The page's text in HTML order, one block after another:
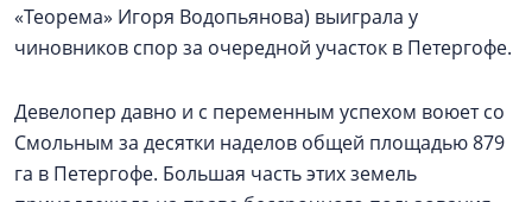
«Теорема» Игоря Водопьянова) выиграла у
чиновников спор за очередной участок в Петергофе.
Девелопер давно и с переменным успехом воюет со
Смольным за десятки наделов общей площадью 879
га в Петергофе. Большая часть этих земель